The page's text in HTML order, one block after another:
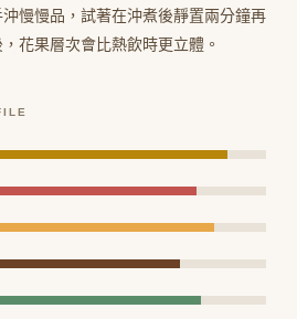
慢慢品，試著在沖煮後靜置兩分鐘再
花果層次會比熱飲時更立體。